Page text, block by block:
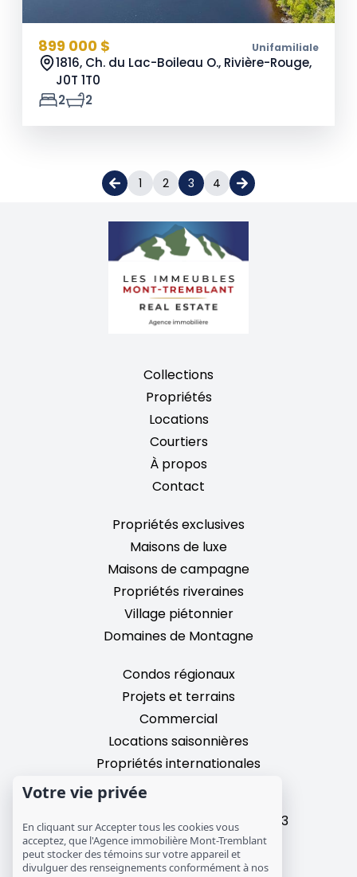
899 000 $ Unifamiliale
1816, Ch. du Lac-Boileau O., Rivière-Rouge,
J0T 1T0
2
2
1 2 3 4
Collections
Propriétés
Locations
Courtiers
À propos
Contact
Propriétés exclusives
Maisons de luxe
Maisons de campagne
Propriétés riveraines
Village piétonnier
Domaines de Montagne
Condos régionaux
Projets et terrains
Commercial
Locations saisonnières
Propriétés internationales
2195, chemin du Village,
Mont-Tremblant, Quebec, J8E 3M3
T: 1 (819) 425-9324
info@mtre.ca
Votre vie privée
En cliquant sur Accepter tous les cookies vous
acceptez, que l'Agence immobilière Mont-Tremblant
peut stocker des témoins sur votre appareil et
divulguer des renseignements conformément à nos